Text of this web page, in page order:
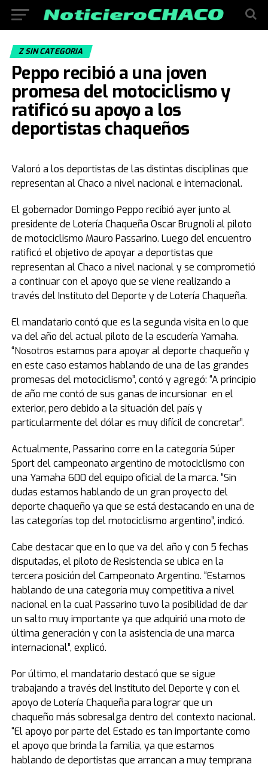
Z SIN CATEGORIA
Peppo recibió a una joven
promesa del motociclismo y
ratificó su apoyo a los
deportistas chaqueños
Valoró a los deportistas de las distintas disciplinas que
representan al Chaco a nivel nacional e internacional.
El gobernador Domingo Peppo recibió ayer junto al
presidente de Lotería Chaqueña Oscar Brugnoli al piloto
de motociclismo Mauro Passarino. Luego del encuentro
ratificó el objetivo de apoyar a deportistas que
representan al Chaco a nivel nacional y se comprometió
a continuar con el apoyo que se viene realizando a
través del Instituto del Deporte y de Lotería Chaqueña.
El mandatario contó que es la segunda visita en lo que
va del año del actual piloto de la escudería Yamaha.
“Nosotros estamos para apoyar al deporte chaqueño y
en este caso estamos hablando de una de las grandes
promesas del motociclismo”, contó y agregó: “A principio
de año me contó de sus ganas de incursionar en el
exterior, pero debido a la situación del país y
particularmente del dólar es muy difícil de concretar”.
Actualmente, Passarino corre en la categoría Súper
Sport del campeonato argentino de motociclismo con
una Yamaha 600 del equipo oficial de la marca. “Sin
dudas estamos hablando de un gran proyecto del
deporte chaqueño ya que se está destacando en una de
las categorías top del motociclismo argentino”, indicó.
Cabe destacar que en lo que va del año y con 5 fechas
disputadas, el piloto de Resistencia se ubica en la
tercera posición del Campeonato Argentino. “Estamos
hablando de una categoría muy competitiva a nivel
nacional en la cual Passarino tuvo la posibilidad de dar
un salto muy importante ya que adquirió una moto de
última generación y con la asistencia de una marca
internacional”, explicó.
Por último, el mandatario destacó que se sigue
trabajando a través del Instituto del Deporte y con el
apoyo de Lotería Chaqueña para lograr que un
chaqueño más sobresalga dentro del contexto nacional.
“El apoyo por parte del Estado es tan importante como
el apoyo que brinda la familia, ya que estamos
hablando de deportistas que arrancan a muy temprana